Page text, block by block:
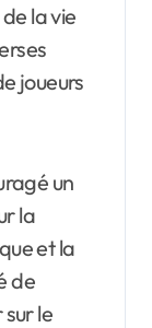
la vie
joueurs
un
la
et la
de
le